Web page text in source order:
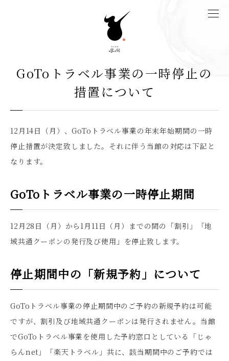
GoToトラベル事業の一時停止の
措置について
12月14日（月）、GoToトラベル事業の年末年始期間の一時
停止措置が決定致しました。それに伴う当館の対応は下記と
なります。
GoToトラベル事業の一時停止期間
12月28日（月）から1月11日（月）までの間の「割引」「地
域共通クーポンの発行及び使用」を停止致します。
停止期間中の「新規予約」について
GoToトラベル事業の停止期間中のご予約の新規予約は可能
ですが、割引及び地域共通クーポンは発行されません。当館
でGoToトラベル事業を使用した予約窓口としている「じゃ
らんnet」「楽天トラベル」共に、該当期間中のご予約では